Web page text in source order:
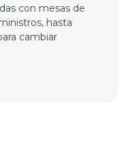
con mesas de
hasta
cambiar